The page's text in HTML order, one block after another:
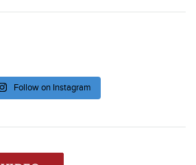
Follow on Instagram